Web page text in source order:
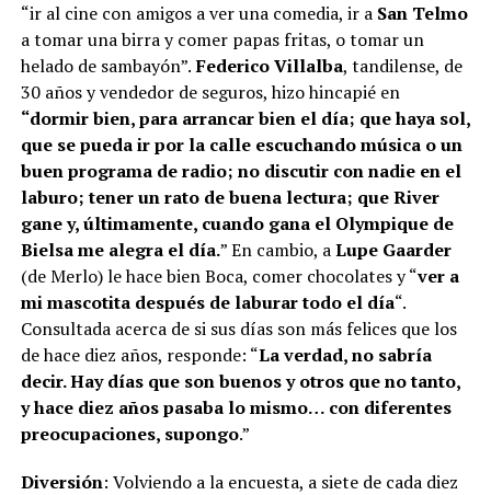
“ir al cine con amigos a ver una comedia, ir a San Telmo
a tomar una birra y comer papas fritas, o tomar un
helado de sambayón”.Federico Villalba, tandilense, de
30 años y vendedor de seguros, hizo hincapié en
“dormir bien, para arrancar bien el día; que haya sol,
que se pueda ir por la calle escuchando música o un
buen programa de radio; no discutir con nadie en el
laburo; tener un rato de buena lectura; que River
gane y, últimamente, cuando gana el Olympique de
Bielsa me alegra el día.” En cambio, aLupe Gaarder
(de Merlo) le hace bien Boca, comer chocolates y “ver a
mi mascotita después de laburar todo el día“.
Consultada acerca de si sus días son más felices que los
de hace diez años, responde: “La verdad, no sabría
decir. Hay días que son buenos y otros que no tanto,
y hace diez años pasaba lo mismo… con diferentes
preocupaciones, supongo.”
Diversión: Volviendo a la encuesta, a siete de cada diez